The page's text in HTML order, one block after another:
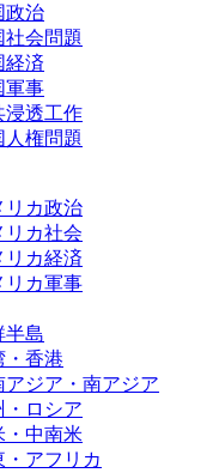
政治
社会問題
経済
軍事
浸透工作
人権問題
リカ政治
リカ社会
リカ経済
リカ軍事
半島
・香港
アジア・南アジア
・ロシア
・中南米
・アフリカ